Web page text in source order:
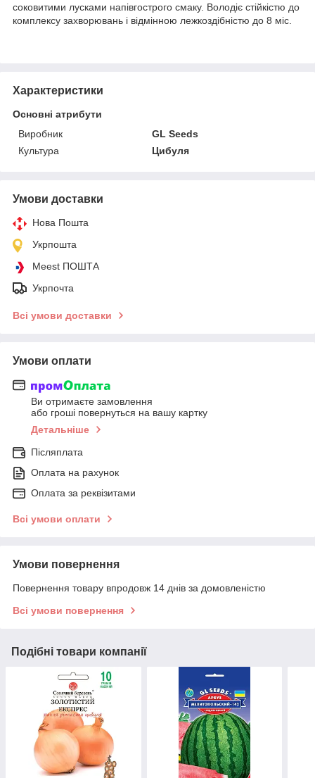
соковитими лусками напівгострого смаку. Володіє стійкістю до
комплексу захворювань і відмінною лежкоздібністю до 8 міс.
Характеристики
Основні атрибути
Виробник
GL Seeds
Культура
Цибуля
Умови доставки
Нова Пошта
Укрпошта
Meest ПОШТА
Укрпочта
Всі умови доставки
Умови оплати
Ви отримаєте замовлення
або гроші повернуться на вашу картку
Детальніше
Післяплата
Оплата на рахунок
Оплата за реквізитами
Всі умови оплати
Умови повернення
Повернення товару впродовж 14 днів за домовленістю
Всі умови повернення
Подібні товари компанії